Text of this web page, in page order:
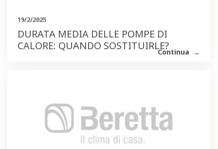
19/2/2025
DURATA MEDIA DELLE POMPE DI
CALORE: QUANDO SOSTITUIRLE?Continua